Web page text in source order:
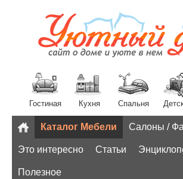
Гостиная Кухня Спальня
Разное
Каталог Мебели Салоны /
Это интересно Статьи
Полезное